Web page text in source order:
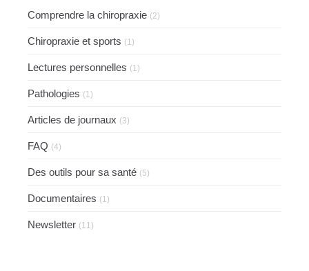
Comprendre la chiropraxie (2)
Chiropraxie et sports (1)
Lectures personnelles (1)
Pathologies (1)
Articles de journaux (3)
FAQ (4)
Des outils pour sa santé (5)
Documentaires (1)
Newsletter (11)